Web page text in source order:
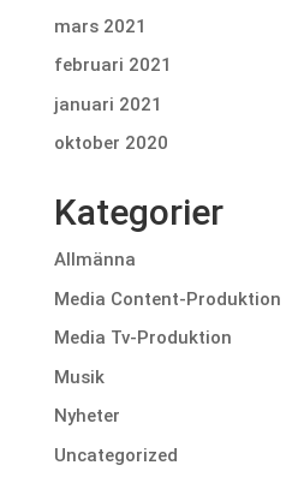
mars 2021
februari 2021
januari 2021
oktober 2020
Kategorier
Allmänna
Media Content-Produktion
Media Tv-Produktion
Musik
Nyheter
Uncategorized